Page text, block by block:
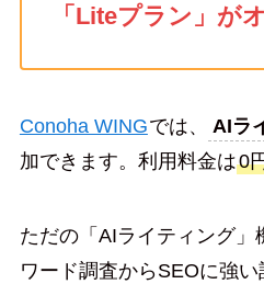
「Liteプラン」が
Conoha WINGでは、 AIラ
加できます。利用料金は0
ただの「AIライティング」
ワード調査からSEOに強